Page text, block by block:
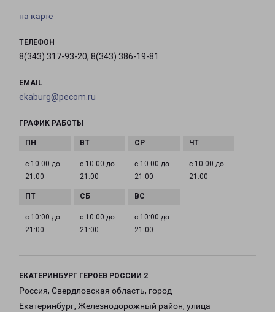
на карте
ТЕЛЕФОН
8(343) 317-93-20, 8(343) 386-19-81
EMAIL
ekaburg@pecom.ru
ГРАФИК РАБОТЫ
с 10:00 до
21:00
с 10:00 до
21:00
с 10:00 до
21:00
с 10:00 до
21:00
с 10:00 до
21:00
с 10:00 до
21:00
с 10:00 до
21:00
ЕКАТЕРИНБУРГ ГЕРОЕВ РОССИИ 2
Россия, Свердловская область, город
Екатеринбург, Железнодорожный район, улица